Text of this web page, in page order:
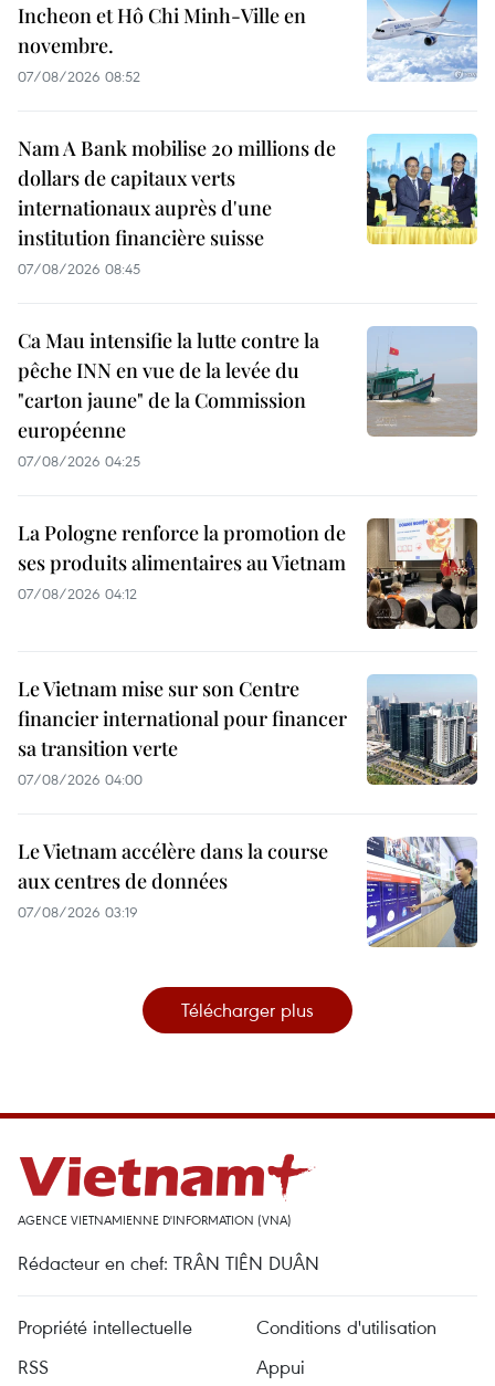
Incheon et Hô Chi Minh-Ville en
novembre.
07/08/2026 08:52
Nam A Bank mobilise 20 millions de
dollars de capitaux verts
internationaux auprès d'une
institution financière suisse
07/08/2026 08:45
Ca Mau intensifie la lutte contre la
pêche INN en vue de la levée du
"carton jaune" de la Commission
européenne
07/08/2026 04:25
La Pologne renforce la promotion de
ses produits alimentaires au Vietnam
07/08/2026 04:12
Le Vietnam mise sur son Centre
financier international pour financer
sa transition verte
07/08/2026 04:00
Le Vietnam accélère dans la course
aux centres de données
07/08/2026 03:19
Télécharger plus
AGENCE VIETNAMIENNE D'INFORMATION (VNA)
Rédacteur en chef: TRÂN TIÊN DUÂN
Propriété intellectuelle
Conditions d'utilisation
RSS
Appui